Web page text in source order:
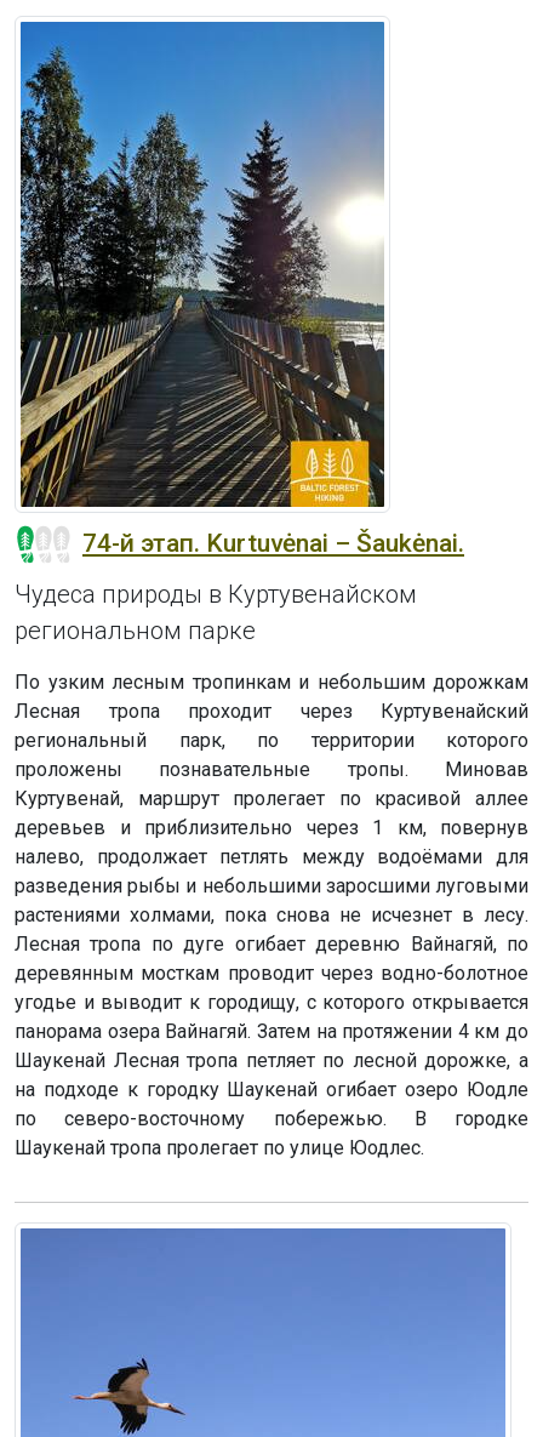
74-й этап. Kurtuvėnai – Šaukėnai.
Чудеса природы в Куртувенайском
региональном парке
По узким лесным тропинкам и небольшим дорожкам
Лесная тропа проходит через Куртувенайский
региональный парк, по территории которого
проложены познавательные тропы. Миновав
Куртувенай, маршрут пролегает по красивой аллее
деревьев и приблизительно через 1 км, повернув
налево, продолжает петлять между водоёмами для
разведения рыбы и небольшими заросшими луговыми
растениями холмами, пока снова не исчезнет в лесу.
Лесная тропа по дуге огибает деревню Вайнагяй, по
деревянным мосткам проводит через водно-болотное
угодье и выводит к городищу, с которого открывается
панорама озера Вайнагяй. Затем на протяжении 4 км до
Шаукенай Лесная тропа петляет по лесной дорожке, а
на подходе к городку Шаукенай огибает озеро Юодле
по северо-восточному побережью. В городке
Шаукенай тропа пролегает по улице Юодлес.